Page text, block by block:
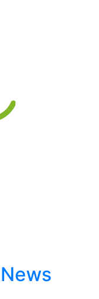
News